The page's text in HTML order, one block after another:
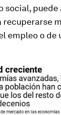
social, puede
recuperarse
empleo o de